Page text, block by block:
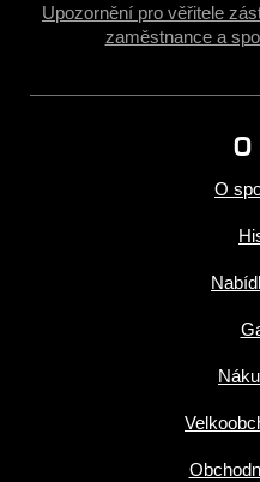
Upozornění pro věřitele
zaměstnance a
O
O